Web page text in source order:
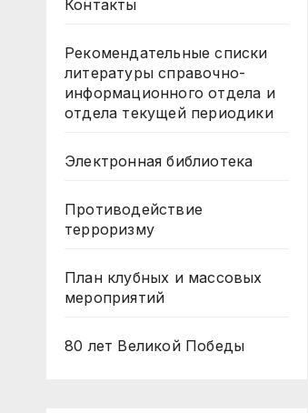
Контакты
Рекомендательные списки
литературы справочно-
информационного отдела и
отдела текущей периодики
Электронная библиотека
Противодействие
терроризму
План клубных и массовых
мероприятий
80 лет Великой Победы